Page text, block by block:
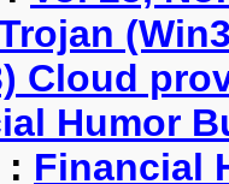
Cloud
Humor
: Financial